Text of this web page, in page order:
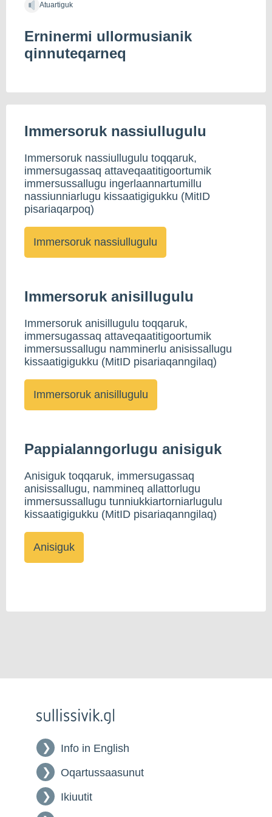
Atuartiguk
Erninermi ullormusianik
qinnuteqarneq
Immersoruk nassiullugulu
Immersoruk nassiullugulu toqqaruk,
immersugassaq attaveqaatitigoortumik
immersussallugu ingerlaannartumillu
nassiunniarlugu kissaatigigukku (MitID
pisariaqarpoq)
Immersoruk anisillugulu
Immersoruk anisillugulu toqqaruk,
immersugassaq attaveqaatitigoortumik
immersussallugu namminerlu anisissallugu
kissaatigigukku (MitID pisariaqanngilaq)
Pappialanngorlugu anisiguk
Anisiguk toqqaruk, immersugassaq
anisissallugu, nammineq allattorlugu
immersussallugu tunniukkiartorniarlugulu
kissaatigigukku (MitID pisariaqanngilaq)
Info in English
Oqartussaasunut
Ikiuutit